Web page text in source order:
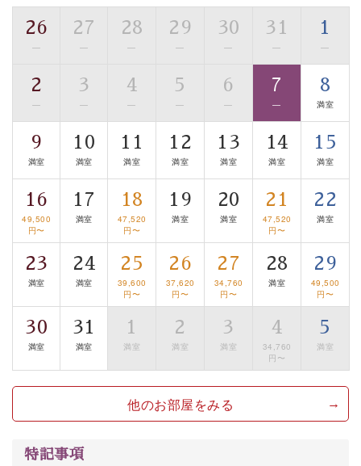
■貸切温泉風呂 （40分2000円）
眺望はございませんが、源泉掛け流しの温泉の質を楽し
む貸切温泉風呂です。ゆったりといやされるプライベー
トな空間をお愉しみください。
【旅】
■諏訪大社4社を巡る無料参拝バス
豊富な知識を持ったドライバー兼ガイドが諏訪大社をご
案内します。事前ご予約制ですので、ご利用ご希望の方
は【3日前まで】にお電話ください。
※交通規制などにより運行できない日がございます
※年末年始及び御柱祭前後は運行しておりません
以上が基本プランの内容です。
神秘なる諏訪湖に心癒される時間をお過ごしいただけま
したら幸いです。
26
—
27
—
28
—
29
—
30
—
31
—
1
—
2
—
3
—
4
—
5
—
6
—
7
—
8
満室
9
満室
10
満室
11
満室
12
満室
13
満室
14
満室
15
満室
16
49,500
円〜
17
満室
18
47,520
円〜
19
満室
20
満室
21
47,520
円〜
22
満室
23
満室
24
満室
25
39,600
円〜
26
37,620
円〜
27
34,760
円〜
28
満室
29
49,500
円〜
30
満室
31
満室
1
満室
2
満室
3
満室
4
34,760
円〜
5
満室
他のお部屋をみる
特記事項